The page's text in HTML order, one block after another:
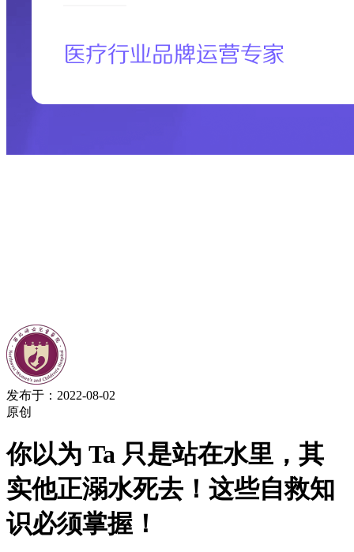
发布于：2022-08-02
原创
你以为 Ta 只是站在水里，其
实他正溺水死去！这些自救知
识必须掌握！